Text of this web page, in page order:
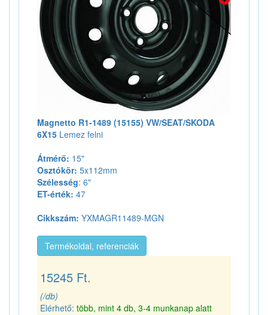
Magnetto R1-1489 (15155) VW/SEAT/SKODA
6X15 Lemez felni
Átmérő: 15"
Osztókör: 5x112mm
Szélesség: 6"
ET-érték: 47
Cikkszám: YXMAGR11489-MGN
Termékoldal, referenciák
15245 Ft.
(/db)
Elérhető: több, mint 4 db, 3-4 munkanap alatt